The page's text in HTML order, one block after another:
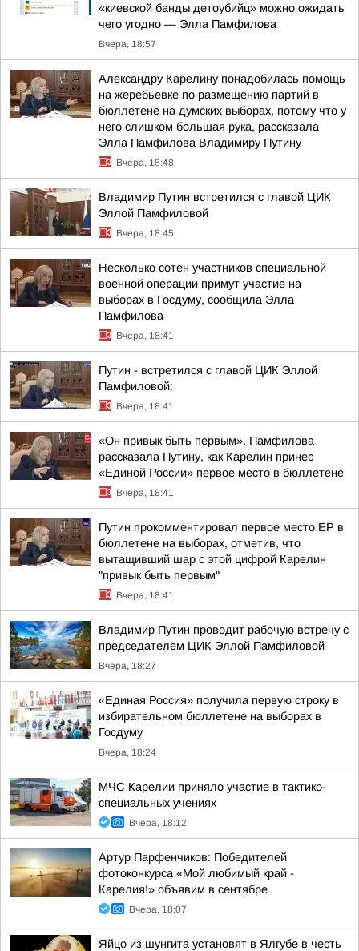
«киевской банды детоубийц» можно ожидать
чего угодно — Элла Памфилова
Вчера, 18:57
Александру Карелину понадобилась помощь
на жеребьевке по размещению партий в
бюллетене на думских выборах, потому что у
него слишком большая рука, рассказала
Элла Памфилова Владимиру Путину
Вчера, 18:48
Владимир Путин встретился с главой ЦИК
Эллой Памфиловой
Вчера, 18:45
Несколько сотен участников специальной
военной операции примут участие на
выборах в Госдуму, сообщила Элла
Памфилова
Вчера, 18:41
Путин - встретился с главой ЦИК Эллой
Памфиловой:
Вчера, 18:41
«Он привык быть первым». Памфилова
рассказала Путину, как Карелин принес
«Единой России» первое место в бюллетене
Вчера, 18:41
Путин прокомментировал первое место ЕР в
бюллетене на выборах, отметив, что
вытащивший шар с этой цифрой Карелин
"привык быть первым"
Вчера, 18:41
Владимир Путин проводит рабочую встречу с
председателем ЦИК Эллой Памфиловой
Вчера, 18:27
«Единая Россия» получила первую строку в
избирательном бюллетене на выборах в
Госдуму
Вчера, 18:24
МЧС Карелии приняло участие в тактико-
специальных учениях
Вчера, 18:12
Артур Парфенчиков: Победителей
фотоконкурса «Мой любимый край -
Карелия!» объявим в сентябре
Вчера, 18:07
Яйцо из шунгита установят в Ялгубе в честь